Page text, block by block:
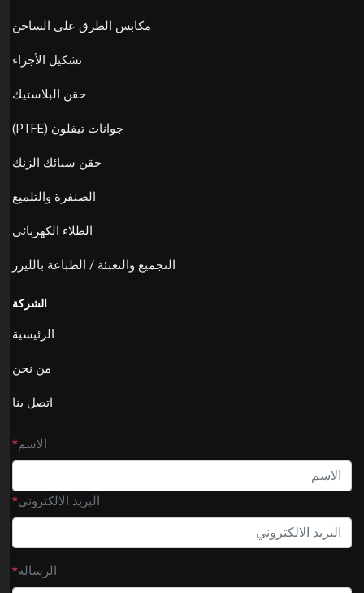
مكابس الطرق على الساخن
تشكيل الأجزاء
حقن البلاستيك
جوانات تيفلون (PTFE)
حقن سبائك الزنك
الصنفرة والتلميع
الطلاء الكهربائي
التجميع والتعبئة / الطباعة بالليزر
الشركة
الرئيسية
من نحن
اتصل بنا
الاسم*
البريد الالكتروني*
الرسالة*